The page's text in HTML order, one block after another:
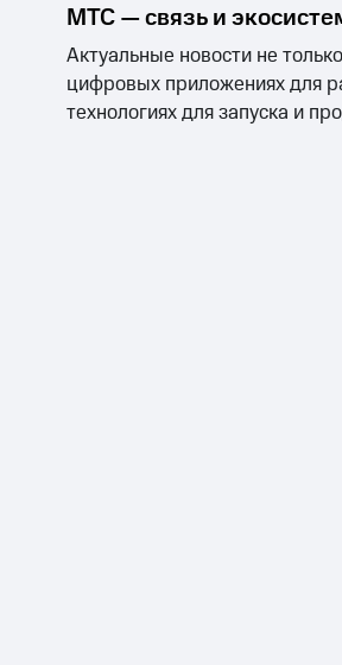
МТС — связь и
Актуальные новости не
цифровых приложениях для
технологиях для запуска и